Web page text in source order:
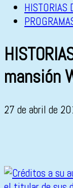
HISTORIAS
mansión
27 de abril de